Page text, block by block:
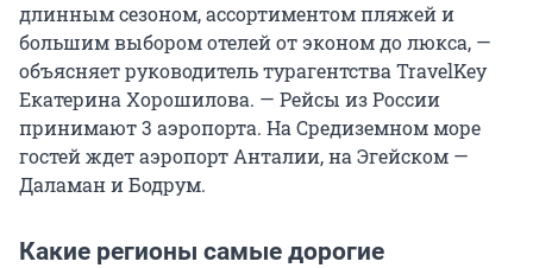
длинным сезоном, ассортиментом пляжей и
большим выбором отелей от эконом до люкса, —
объясняет руководитель турагентства TravelKey
Екатерина Хорошилова. — Рейсы из России
принимают 3 аэропорта. На Средиземном море
гостей ждет аэропорт Анталии, на Эгейском —
Даламан и Бодрум.
Какие регионы самые дорогие